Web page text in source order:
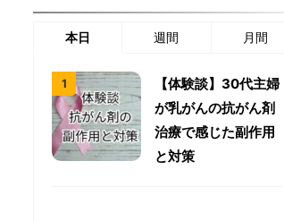
本日 週間 月間
【体験談】30代主婦
が乳がんの抗がん剤
治療で感じた副作用
と対策